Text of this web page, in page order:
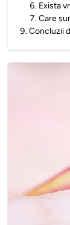
6. Exista
7.Care
9.Concluzii